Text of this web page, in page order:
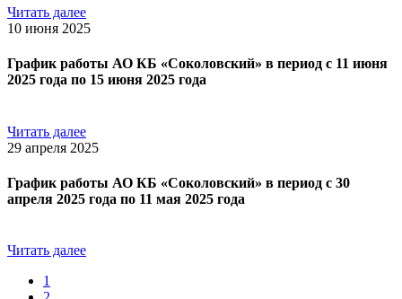
Читать далее
10 июня 2025
График работы АО КБ «Соколовский» в период с 11 июня
2025 года по 15 июня 2025 года
Читать далее
29 апреля 2025
График работы АО КБ «Соколовский» в период с 30
апреля 2025 года по 11 мая 2025 года
Читать далее
1